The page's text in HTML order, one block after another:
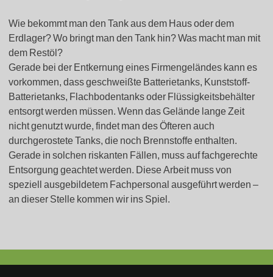
Wie bekommt man den Tank aus dem Haus oder dem
Erdlager? Wo bringt man den Tank hin? Was macht man mit
dem Restöl?
Gerade bei der Entkernung eines Firmengeländes kann es
vorkommen, dass geschweißte Batterietanks, Kunststoff-
Batterietanks, Flachbodentanks oder Flüssigkeitsbehälter
entsorgt werden müssen. Wenn das Gelände lange Zeit
nicht genutzt wurde, findet man des Öfteren auch
durchgerostete Tanks, die noch Brennstoffe enthalten.
Gerade in solchen riskanten Fällen, muss auf fachgerechte
Entsorgung geachtet werden. Diese Arbeit muss von
speziell ausgebildetem Fachpersonal ausgeführt werden –
an dieser Stelle kommen wir ins Spiel.